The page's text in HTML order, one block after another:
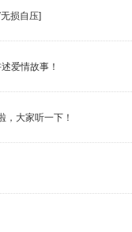
损自压]
爱情故事！
，大家听一下！